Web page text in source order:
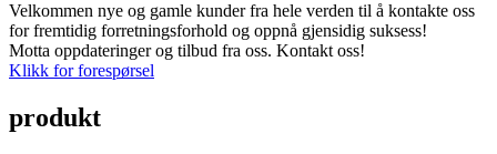
Velkommen nye og gamle kunder fra hele verden til å kontakte oss
for fremtidig forretningsforhold og oppnå gjensidig suksess!
Motta oppdateringer og tilbud fra oss. Kontakt oss!
Klikk for forespørsel
produkt